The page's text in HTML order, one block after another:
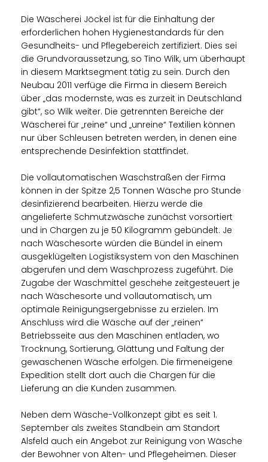
Die Wäscherei Jöckel ist für die Einhaltung der
erforderlichen hohen Hygienestandards für den
Gesundheits- und Pflegebereich zertifiziert. Dies sei
die Grundvoraussetzung, so Tino Wilk, um überhaupt
in diesem Marktsegment tätig zu sein. Durch den
Neubau 2011 verfüge die Firma in diesem Bereich
über „das modernste, was es zurzeit in Deutschland
gibt“, so Wilk weiter. Die getrennten Bereiche der
Wäscherei für „reine“ und „unreine“ Textilien können
nur über Schleusen betreten werden, in denen eine
entsprechende Desinfektion stattfindet.
Die vollautomatischen Waschstraßen der Firma
können in der Spitze 2,5 Tonnen Wäsche pro Stunde
desinfizierend bearbeiten. Hierzu werde die
angelieferte Schmutzwäsche zunächst vorsortiert
und in Chargen zu je 50 Kilogramm gebündelt. Je
nach Wäschesorte würden die Bündel in einem
ausgeklügelten Logistiksystem von den Maschinen
abgerufen und dem Waschprozess zugeführt. Die
Zugabe der Waschmittel geschehe zeitgesteuert je
nach Wäschesorte und vollautomatisch, um
optimale Reinigungsergebnisse zu erzielen. Im
Anschluss wird die Wäsche auf der „reinen“
Betriebsseite aus den Maschinen entladen, wo
Trocknung, Sortierung, Glättung und Faltung der
gewaschenen Wäsche erfolgen. Die firmeneigene
Expedition stellt dort auch die Chargen für die
Lieferung an die Kunden zusammen.
Neben dem Wäsche-Vollkonzept gibt es seit 1.
September als zweites Standbein am Standort
Alsfeld auch ein Angebot zur Reinigung von Wäsche
der Bewohner von Alten- und Pflegeheimen. Dieser